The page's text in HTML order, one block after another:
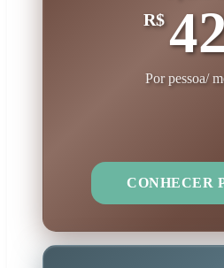
R$
Por pessoa/
CONHECER